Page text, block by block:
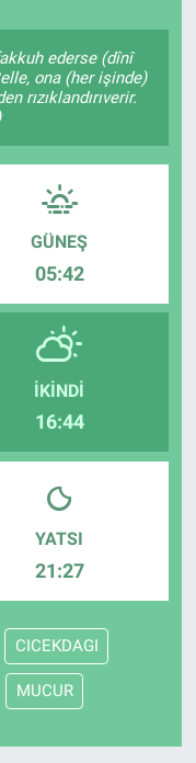
ederse (dînî
ona (her işinde)
rızıklandırıverir.
GÜNEŞ
05:42
İKINDI
16:44
YATSI
21:27
CICEKDAGI
MUCUR